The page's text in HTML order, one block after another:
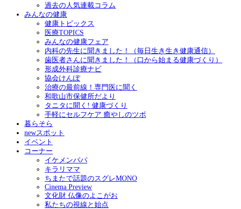
過去の人気連載コラム
みんなの健康
健康トピックス
医療TOPICS
みんなの健康フェア
内科の先生に聞きました！（毎日生き生き健康通信）
歯医者さんに聞きました！（口から始まる健康づくり）
形成外科診療ナビ
協会けんぽ
治療の最前線！専門医に聞く
和歌山市保健所だより
タニタに聞く! 健康づくり
手軽にセルフケア 癒やしのツボ
暮らそら
newスポット
イベント
コーナー
イケメンパパ
キラリママ
ちまたで話題のスグレMONO
Cinema Preview
文化財 仏像のよこがお
私たちの視線と始点